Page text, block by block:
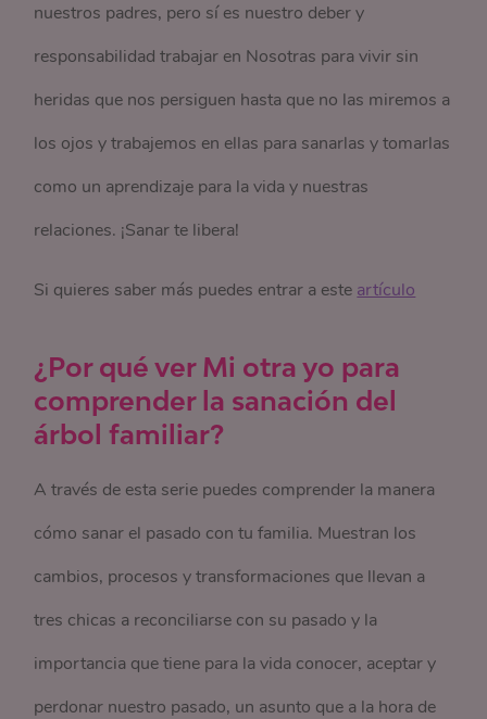
nuestros padres, pero sí es nuestro deber y
responsabilidad trabajar en Nosotras para vivir sin
heridas que nos persiguen hasta que no las miremos a
los ojos y trabajemos en ellas para sanarlas y tomarlas
como un aprendizaje para la vida y nuestras
relaciones. ¡Sanar te libera!
Si quieres saber más puedes entrar a este artículo
¿Por qué ver Mi otra yo para
comprender la sanación del
árbol familiar?
A través de esta serie puedes comprender la manera
cómo sanar el pasado con tu familia. Muestran los
cambios, procesos y transformaciones que llevan a
tres chicas a reconciliarse con su pasado y la
importancia que tiene para la vida conocer, aceptar y
perdonar nuestro pasado, un asunto que a la hora de